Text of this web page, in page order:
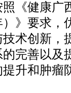
照《健康
》要求，
术创新，
完善以及
升和肿瘤